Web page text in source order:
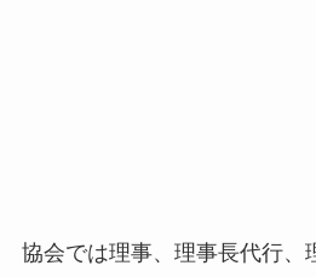
協会では理事、理事長代行、